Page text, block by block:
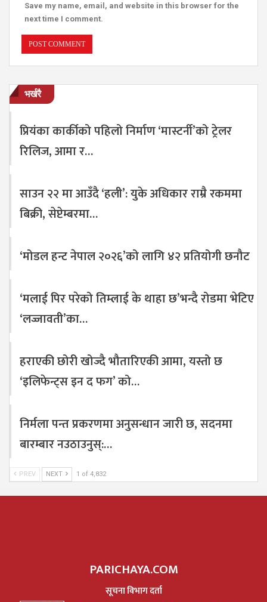
Save my name, email, and website in this browser for the
next time I comment.
भर्खरै
प्रियंका कार्कीको पहिलो निर्माण ‘मास्टर्नी’को ट्रेलर
रिलिज, आमा र…
साउन २२ मा आउँदै ‘हली’: युके अधिकार राम्रै रकममा
बिक्री, सेप्टेम्बरमा…
‘मोडल हन्ट नेपाल २०२६’को लागि ४२ प्रतियोगी छनौट
‘मलाई पिर परेको तिम्लाई के थाहा छ’भन्दै रोडमा भेटिए
‘लज्जावती’का…
हराएकी छोरी खोज्दै भौतारिएकी आमा, यस्तो छ
‘इलिफेन्ट्स इन द फग’ को…
निर्मला पन्त प्रकरणमा अनुसन्धान जारी छ, सदनमा
बारम्बार नउठाउनुस्:…
PREV NEXT 1 of 4,832
PARICHAYA.COM
सूचना विभाग दर्ता